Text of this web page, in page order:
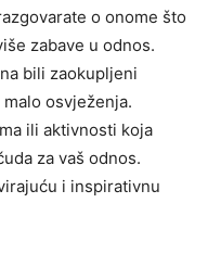
o onome što
zabave u odnos.
bili zaokupljeni
osvježenja.
ili aktivnosti koja
za vaš odnos.
i inspirativnu